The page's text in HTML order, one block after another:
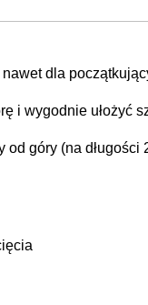
dla
i wygodnie ułożyć
od góry (na długości